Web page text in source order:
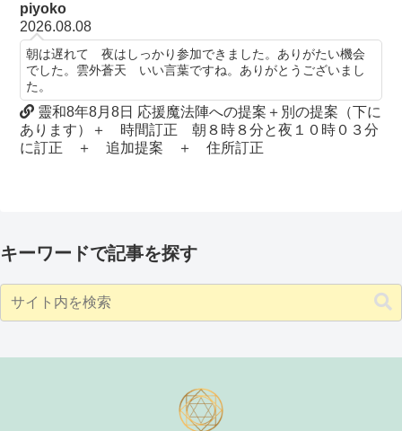
piyoko
2026.08.08
朝は遅れて 夜はしっかり参加できました。ありがたい機会
でした。雲外蒼天 いい言葉ですね。ありがとうございまし
た。
靈和8年8月8日 応援魔法陣への提案＋別の提案（下に
あります）＋ 時間訂正 朝８時８分と夜１０時０３分
に訂正 ＋ 追加提案 ＋ 住所訂正
キーワードで記事を探す